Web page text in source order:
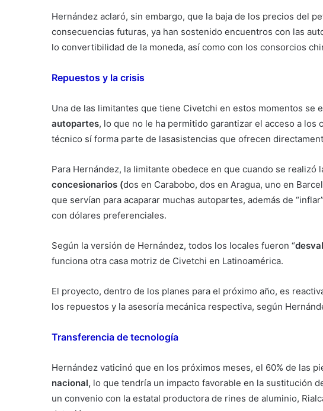
Hernández aclaró, sin embargo, que la baja de los precios del
consecuencias futuras, ya han sostenido encuentros con las
lo convertibilidad de la moneda, así como con los consorcios
Repuestos y la crisis
Una de las limitantes que tiene Civetchi en estos momentos se
autopartes, lo que no le ha permitido garantizar el acceso a
técnico sí forma parte de lasasistencias que ofrecen
Para Hernández, la limitante obedece en que cuando se realizó
concesionarios (dos en Carabobo, dos en Aragua, uno en
que servían para acaparar muchas autopartes, además de
con dólares preferenciales.
Según la versión de Hernández, todos los locales fueron “
funciona otra casa motriz de Civetchi en Latinoamérica.
El proyecto, dentro de los planes para el próximo año, es
los repuestos y la asesoría mecánica respectiva, según
Transferencia de tecnología
Hernández vaticinó que en los próximos meses, el 60% de las
nacional, lo que tendría un impacto favorable en la sustitución
un convenio con la estatal productora de rines de aluminio,